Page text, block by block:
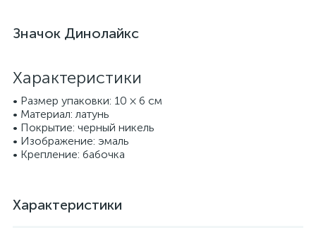
Значок Динолайкс
Характеристики
• Размер упаковки: 10 × 6 см
• Материал: латунь
• Покрытие: черный никель
• Изображение: эмаль
• Крепление: бабочка
Характеристики